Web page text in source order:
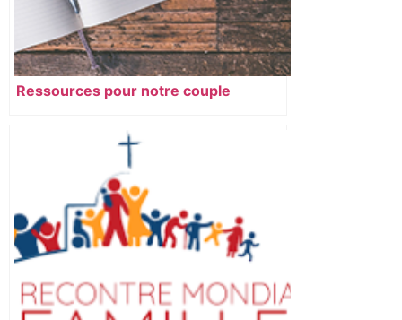
Ressources pour notre couple